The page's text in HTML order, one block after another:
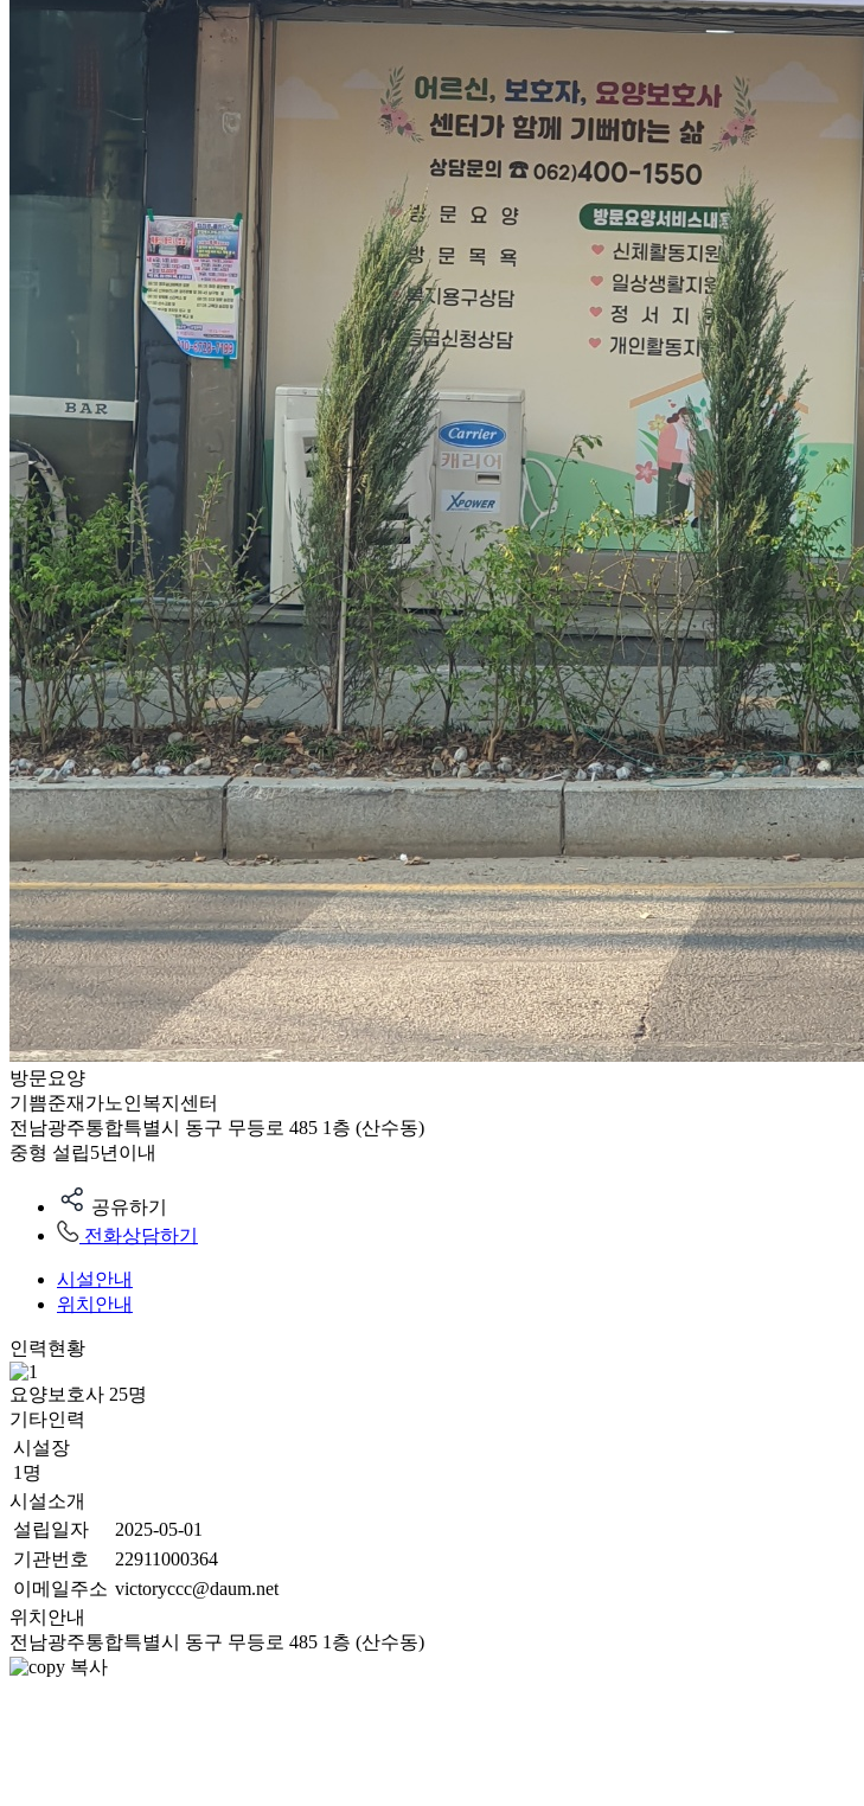
방문요양
기쁨준재가노인복지센터
전남광주통합특별시 동구 무등로 485 1층 (산수동)
중형 설립5년이내
공유하기
전화상담하기
시설안내
위치안내
인력현황
요양보호사 25명
기타인력
시설장
1명
시설소개
설립일자
2025-05-01
기관번호
22911000364
이메일주소 victoryccc@daum.net
위치안내
전남광주통합특별시 동구 무등로 485 1층 (산수동)
복사